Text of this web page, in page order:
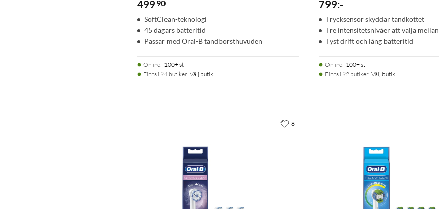
499 90
SoftClean-teknologi
45 dagars batteritid
Passar med Oral-B tandborsthuvuden
Online: 100+ st
Finns i 94 butiker. Välj butik
799:-
Trycksensor skyddar tandköttet
Tre intensitetsnivåer att välja mellan
Tyst drift och lång batteritid
Online: 100+ st
Finns i 92 butiker. Välj butik
8